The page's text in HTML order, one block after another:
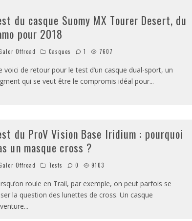
du casque Suomy MX Tourer Desert, du
pour 2018
Offroad Casques 1 7607
voici de retour pour le test d’un casque dual-sport, un
qui se veut être le compromis idéal pour...
du ProV Vision Base Iridium : pourquoi
un masque cross ?
Offroad Tests 0 9103
roule en Trail, par exemple, on peut parfois se
la question des lunettes de cross. Un casque
...